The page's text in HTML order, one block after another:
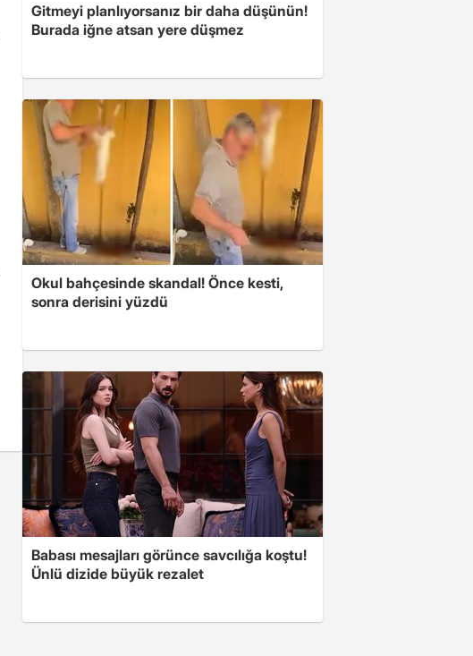
Gitmeyi planlıyorsanız bir daha düşünün!
Burada iğne atsan yere düşmez
Okul bahçesinde skandal! Önce kesti,
sonra derisini yüzdü
Babası mesajları görünce savcılığa koştu!
Ünlü dizide büyük rezalet